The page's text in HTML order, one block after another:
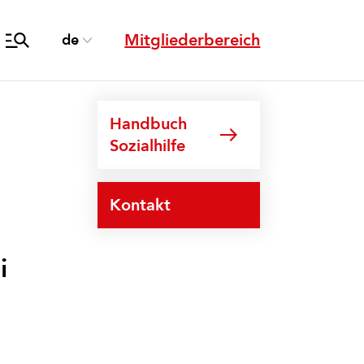
Mitgliederbereich
de
Handbuch
Sozialhilfe
Kontakt